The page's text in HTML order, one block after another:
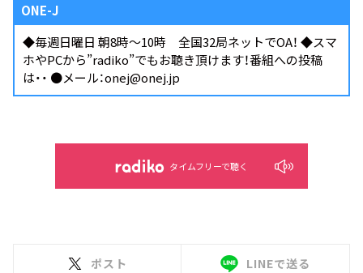
ONE-J
◆毎週日曜日 朝8時～10時 全国32局ネットでOA！ ◆スマ
ホやPCから”radiko”でもお聴き頂けます！番組への投稿
は・・ ●メール：onej@onej.jp
タイムフリーで聴く
ポスト LINEで送る